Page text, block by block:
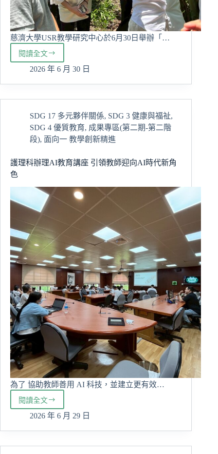
慈濟大學USR教學研究中心於6月30日舉辦「…
閱讀全文
慈
大
串
聯
域
夥
伴
築
食
森
合
網
絡
2026 年 6 月 30 日
SDG 17 多元夥伴關係, SDG 3 健康與福祉,
SDG 4 優質教育, 成果專區(第二期-第二階
段), 面向一 教學創新精進
護理科辦理AI教育講座 引領教師迎向AI時代新角
色
為了 協助教師善用 AI 科技，並建立更有效…
閱讀全文
護
理
理
2026 年 6 月 29 日